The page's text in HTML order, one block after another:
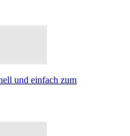
und einfach zum